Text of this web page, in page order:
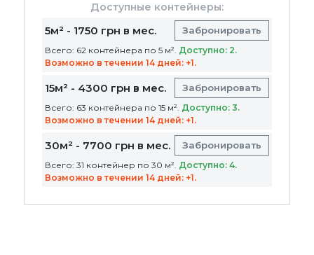
Доступные контейнеры:
5м² - 1750 грн в мес. Забронировать
Всего: 62 контейнера по 5 м². Доступно: 2.
Возможно в течении 14 дней: +1.
15м² - 4300 грн в мес. Забронировать
Всего: 63 контейнера по 15 м². Доступно: 3.
Возможно в течении 14 дней: +1.
30м² - 7700 грн в мес. Забронировать
Всего: 31 контейнер по 30 м². Доступно: 4.
Возможно в течении 14 дней: +1.